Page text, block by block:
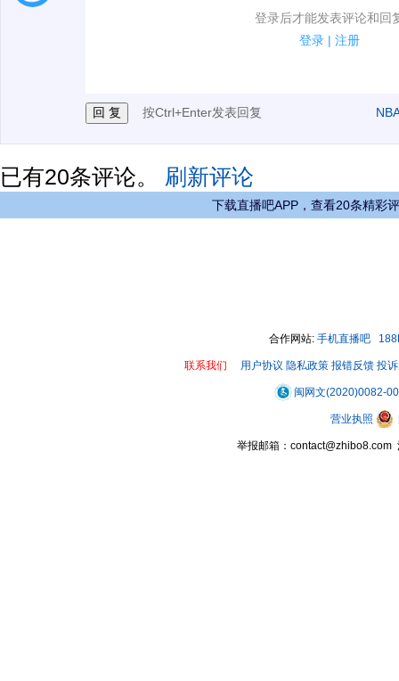
登录后才能发表评论和回
登录 | 注册
1.电脑端新用户可以发表评论了！
按Ctrl+Enter发表回复
已有20条评论。 刷新评论
下载直播吧APP，查看20条精彩
合作网站: 手机直播吧
联系我们 用户协议 隐私政策 报错反馈 投
闽网文(2020)0082-
营业执照
举报邮箱：